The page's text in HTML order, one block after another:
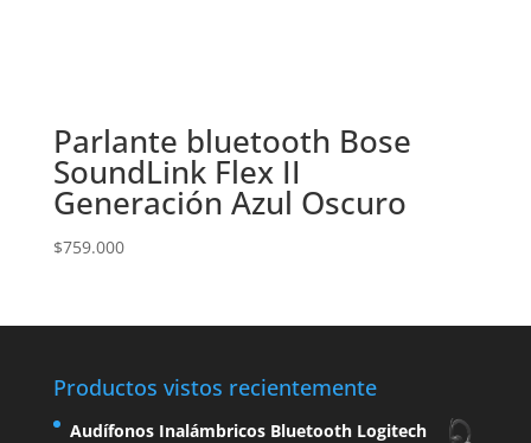
Parlante bluetooth Bose
SoundLink Flex II
Generación Azul Oscuro
$759.000
Productos vistos recientemente
Audífonos Inalámbricos Bluetooth Logitech